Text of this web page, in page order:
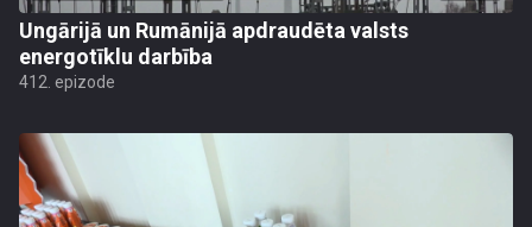
Ungārijā un Rumānijā apdraudēta valsts
energotīklu darbība
412. epizode